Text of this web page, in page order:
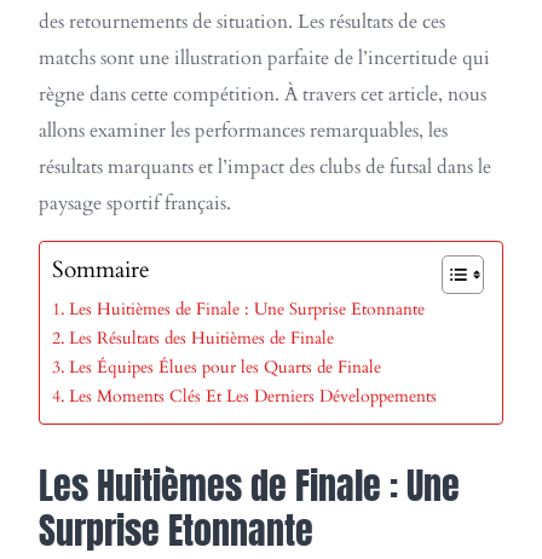
des retournements de situation. Les résultats de ces
matchs sont une illustration parfaite de l’incertitude qui
règne dans cette compétition. À travers cet article, nous
allons examiner les performances remarquables, les
résultats marquants et l’impact des clubs de futsal dans le
paysage sportif français.
Sommaire
Les Huitièmes de Finale : Une Surprise Etonnante
Les Résultats des Huitièmes de Finale
Les Équipes Élues pour les Quarts de Finale
Les Moments Clés Et Les Derniers Développements
Les Huitièmes de Finale : Une
Surprise Etonnante